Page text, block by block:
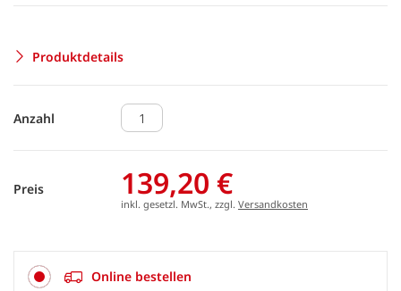
Produktdetails
Anzahl
Preis 139,20 €
inkl. gesetzl. MwSt., zzgl. Versandkosten
Online bestellen